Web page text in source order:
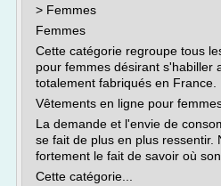
> Femmes
Femmes
Cette catégorie regroupe tous
pour femmes désirant s'habiller
totalement fabriqués en France.
Vêtements en ligne pour
La demande et l'envie de
se fait de plus en plus ressentir.
fortement le fait de savoir où
Cette catégorie...